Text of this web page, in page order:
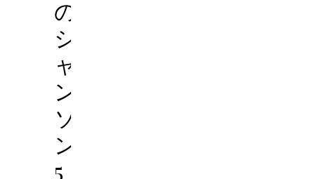
の
シ
ャ
ン
ソ
ン
5